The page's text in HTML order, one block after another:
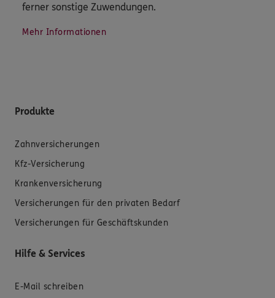
ferner sonstige Zuwendungen.
Mehr Informationen
Produkte
Zahnversicherungen
Kfz-Versicherung
Krankenversicherung
Versicherungen für den privaten Bedarf
Versicherungen für Geschäftskunden
Hilfe & Services
E-Mail schreiben